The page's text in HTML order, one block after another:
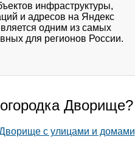
инфраструктуры,
и адресов на Яндекс
одним из самых
для регионов России.
Дворище?
Дворище с улицами и домами